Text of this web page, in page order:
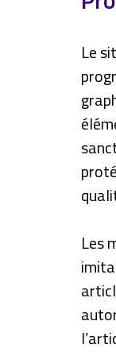
Le
Les